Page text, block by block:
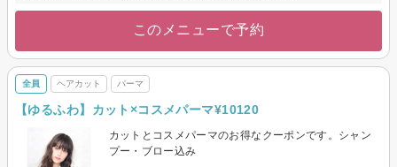
このメニューで予約
全員 ヘアカット パーマ
【ゆるふわ】カット×コスメパーマ¥10120
カットとコスメパーマのお得なクーポンです。シャン
プー・ブロー込み